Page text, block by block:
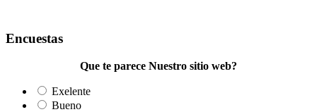
Encuestas
Que te parece Nuestro sitio web?
Exelente
Bueno